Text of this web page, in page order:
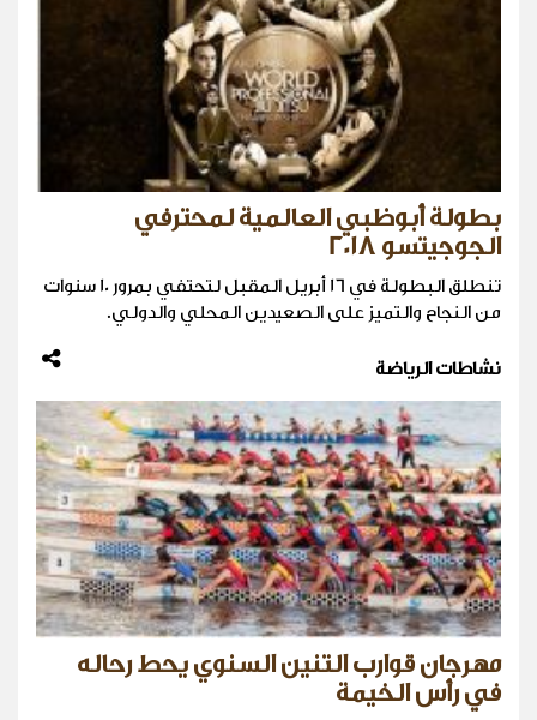
بطولة أبوظبي العالمية لمحترفي
الجوجيتسو 2018
تنطلق البطولة في 16 أبريل المقبل لتحتفي بمرور 10 سنوات
من النجاح والتميز على الصعيدين المحلي والدولي.
نشاطات الرياضة
مهرجان قوارب التنين السنوي يحط رحاله
في رأس الخيمة